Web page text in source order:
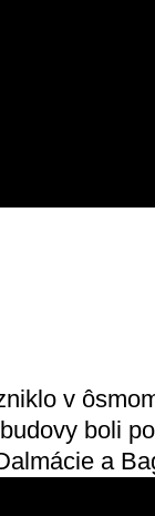
v
boli
a